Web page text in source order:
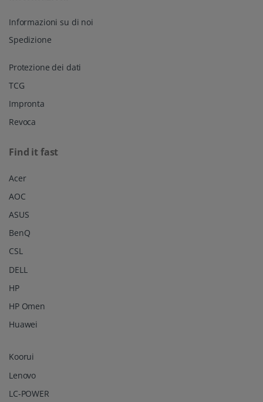
Informazioni su di noi
Spedizione
Protezione dei dati
TCG
Impronta
Revoca
Find it fast
Acer
AOC
ASUS
BenQ
CSL
DELL
HP
HP Omen
Huawei
Koorui
Lenovo
LC-POWER